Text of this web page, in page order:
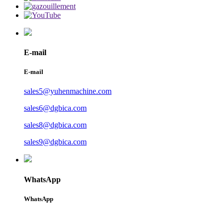
E-mail
E-mail
sales5@yuhenmachine.com
sales6@dgbica.com
sales8@dgbica.com
sales9@dgbica.com
WhatsApp
WhatsApp